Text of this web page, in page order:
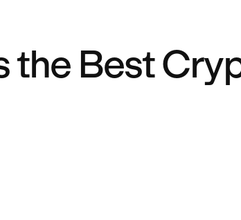
the Best